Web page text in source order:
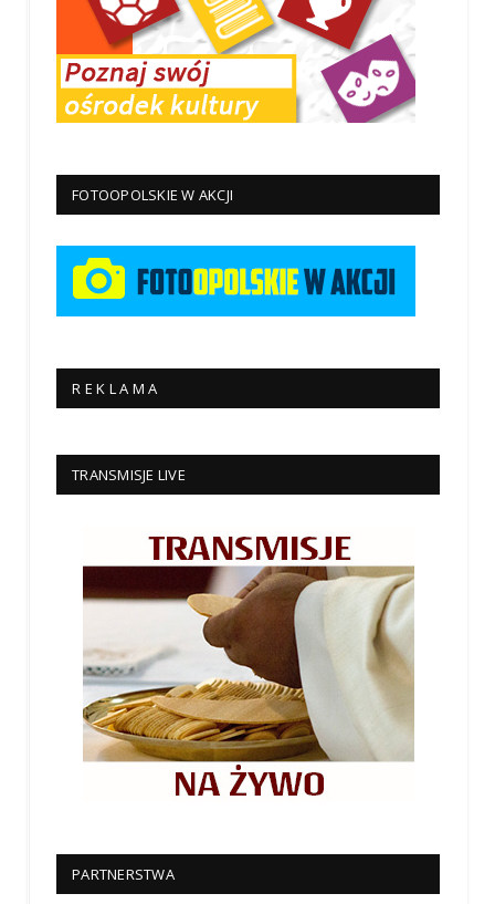
FOTOOPOLSKIE W AKCJI
R E K L A M A
TRANSMISJE LIVE
PARTNERSTWA